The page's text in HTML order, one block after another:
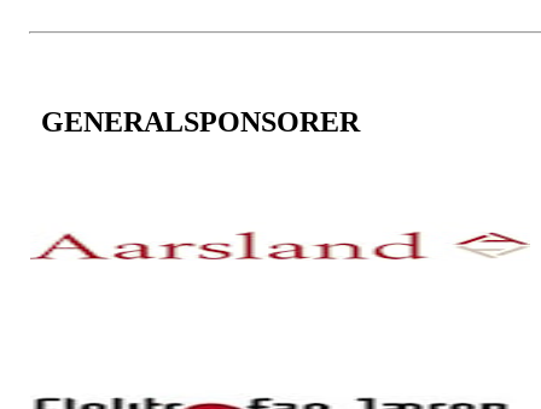
GENERALSPONSORER